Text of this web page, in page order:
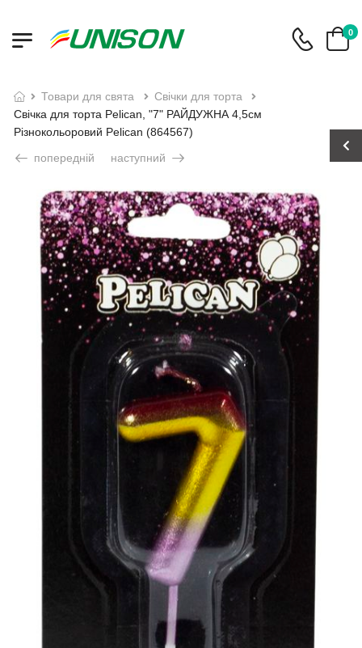
0
товари для свята
свічки для торта
Свічка для торта Pelican, "7" РАЙДУЖНА 4,5см
Різнокольоровий Pelican (864567)
попередній
наступний